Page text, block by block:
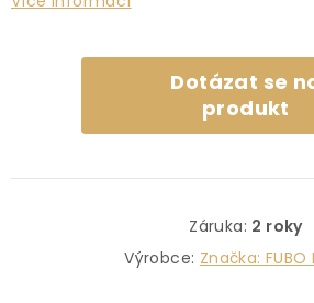
Dotázat se
produkt
Záruka: 2 roky
Výrobce: Značka: